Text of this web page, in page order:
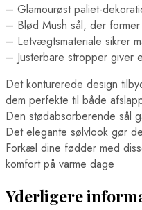
– Glamourøst paliet-
– Blød Mush sål, der
– Letvægtsmateriale sikrer
– Justerbare stropper giver
Det konturerede design
dem perfekte til både
Den stødabsorberende sål
Det elegante sølvlook gør
Forkæl dine fødder med
komfort på varme dage
Yderligere